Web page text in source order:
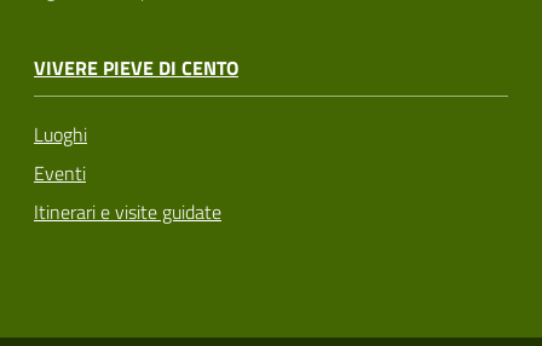
VIVERE PIEVE DI CENTO
Luoghi
Eventi
Itinerari e visite guidate